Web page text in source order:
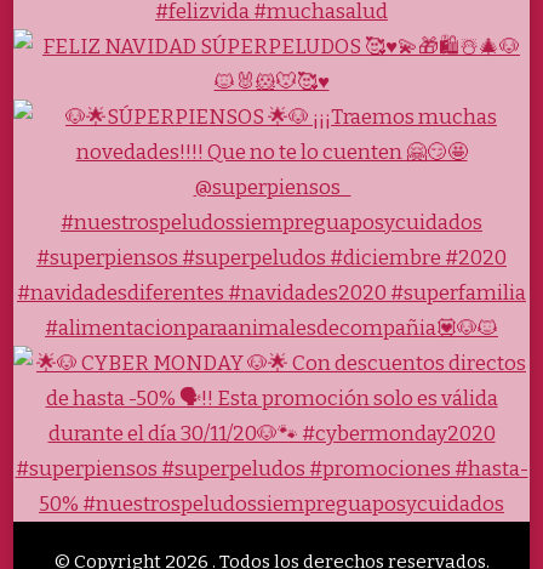
© Copyright 2026 . Todos los derechos reservados.